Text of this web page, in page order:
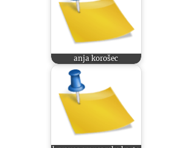
anja korošec